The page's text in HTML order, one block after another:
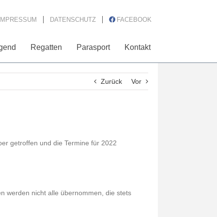
IMPRESSUM DATENSCHUTZ FACEBOOK
Regatten Parasport Kontakt
Zurück Vor
getroffen und die Termine für 2022
werden nicht alle übernommen, die stets